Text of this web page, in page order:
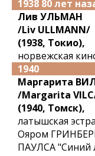
1938 80 лет
Лив УЛЬМАН
/Liv ULLMANN/
(1938, Токио),
норвежская
1940
Маргарита
/Margarita
(1940, Томск),
латышская
Ояром
ПАУЛСА "Синий